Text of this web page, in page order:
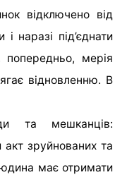
відключено від
наразі під’єднати
попередньо, мерія
відновленню. В
та мешканців:
акт зруйнованих та
має отримати